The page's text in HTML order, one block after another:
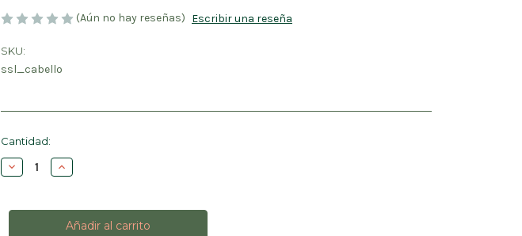
(Aún no hay reseñas) Escribir una reseña
SKU:
ssl_cabello
Cantidad
actual
de
Cantidad:
Disminuir
la
Aceite
Aumentar
la
Aceite
para